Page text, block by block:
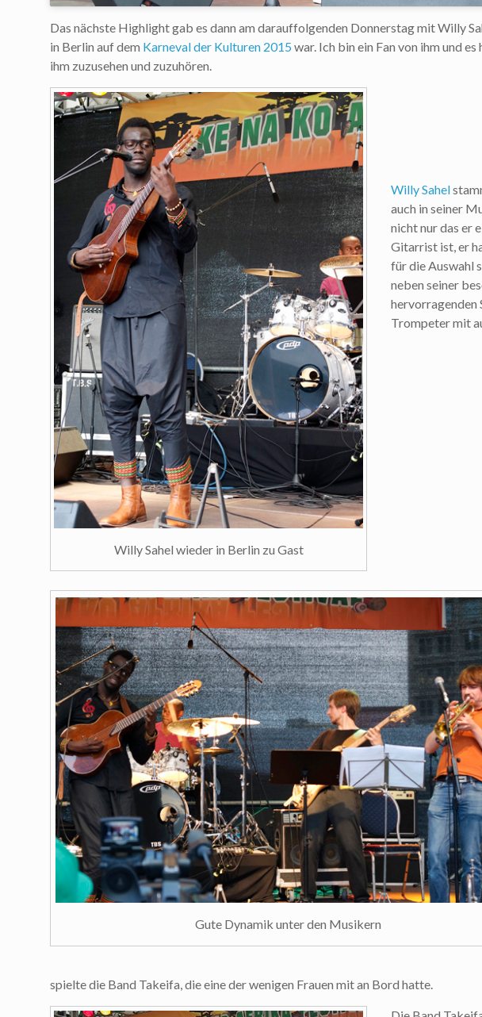
Das nächste Highlight gab es dann am darauffolgenden Donnerstag mit Willy
in Berlin auf dem Karneval der Kulturen 2015 war. Ich bin ein Fan von ihm und
ihm zuzusehen und zuzuhören.
Willy Sahel wieder in Berlin zu Gast
Gute Dynamik unter den Musikern
Willy Sahel
auch in seiner
nicht nur das er
Gitarrist ist, er
für die Auswahl
neben seiner
hervorragenden
Trompeter mit
spielte die Band Takeifa, die eine der wenigen Frauen mit an Bord hatte.